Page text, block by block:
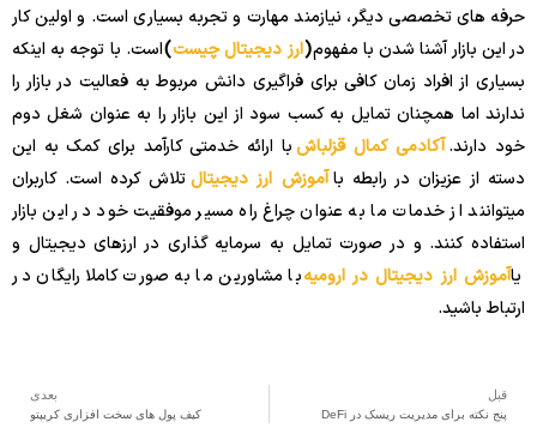
حرفه های تخصصی دیگر، نیازمند مهارت و تجربه بسیاری است. و اولین کار
در این بازار آشنا شدن با مفهوم(ارز دیجیتال چیست)است. با توجه به اینکه
بسیاری از افراد زمان کافی برای فراگیری دانش مربوط به فعالیت در بازار را
ندارند اما همچنان تمایل به کسب سود از این بازار را به عنوان شغل دوم
خود دارند.آکادمی کمال قزلباشبا ارائه خدمتی کارآمد برای کمک به این
دسته از عزیزان در رابطه باآموزش ارز دیجیتالتلاش کرده است. کاربران
میتوانند از خدمات ما به عنوان چراغ راه مسیر موفقیت خود در این بازار
استفاده کنند. و در صورت تمایل به سرمایه گذاری در ارزهای دیجیتال و
یاآموزش ارز دیجیتال در ارومیهبا مشاورین ما به صورت کاملا رایگان در
ارتباط باشید.
قبل
پنج نکته برای مدیریت ریسک در DeFi
بعدی
کیف پول های سخت افزاری کریپتو